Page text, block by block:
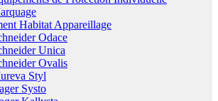
Habitat Appareillage
Odace
Unica
Ovalis
Styl
Systo